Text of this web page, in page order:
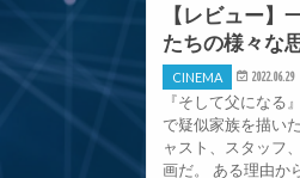
【レビュー】
たちの様々な
CINEMA 2022.06.29
『そして父になる
で疑似家族を描い
ャスト、スタッフ
画だ。 ある理由か